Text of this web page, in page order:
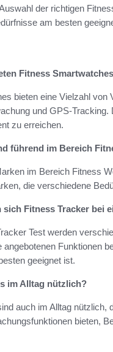
der richtigen
am besten
Fitness
bieten eine Vielzahl von
und GPS-
zu erreichen.
führend im Bereich
im Bereich Fitness
die verschiedene
Fitness Tracker bei
Test werden
angebotenen Funktionen
geeignet ist.
im Alltag nützlich?
auch im Alltag nützlich,
bieten,